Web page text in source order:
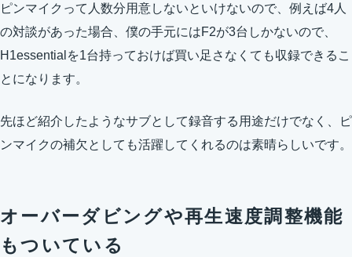
ピンマイクって人数分用意しないといけないので、例えば4人
の対談があった場合、僕の手元にはF2が3台しかないので、
H1essentialを1台持っておけば買い足さなくても収録できるこ
とになります。
先ほど紹介したようなサブとして録音する用途だけでなく、ピ
ンマイクの補欠としても活躍してくれるのは素晴らしいです。
オーバーダビングや再生速度調整機能
もついている